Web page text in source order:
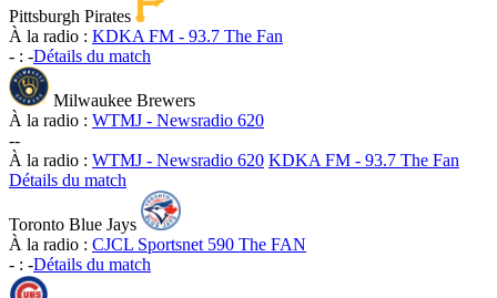
Pittsburgh Pirates
À la radio : KDKA FM - 93.7 The Fan
- : -Détails du match
Milwaukee Brewers
À la radio : WTMJ - Newsradio 620
--
À la radio : WTMJ - Newsradio 620 KDKA FM - 93.7 The Fan
Détails du match
Toronto Blue Jays
À la radio : CJCL Sportsnet 590 The FAN
- : -Détails du match